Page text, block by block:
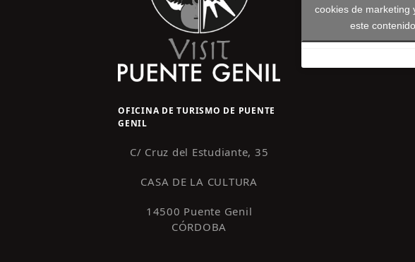
OFICINA DE TURISMO DE PUENTE
GENIL
C/ Cruz del Estudiante, 35
CASA DE LA CULTURA
14500 Puente Genil
CÓRDOBA
cookies de marketing
este contenido